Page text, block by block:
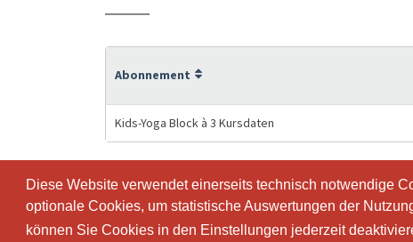
Diese Website verwendet einerseits technisch notwendige
optionale Cookies, um statistische Auswertungen der
können Sie Cookies in den Einstellungen jederzeit
Diese Website verwendet einerseits technisch notwendige
optionale Cookies, um statistische Auswertungen der
können Sie Cookies in den Einstellungen jederzeit
Abonnement
Kids-Yoga Block à 3 Kursdaten
© SportsNow® 2026. Die Schweizer Software für dein Studio.